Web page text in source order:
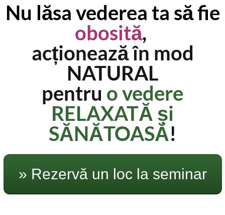
Nu lăsa vederea ta să fie
obosită,
acționează în mod
NATURAL
pentru o vedere
RELAXATĂ și
SĂNĂTOASĂ!
» Rezervă un loc la seminar